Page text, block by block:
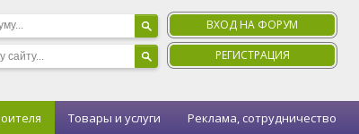
ВХОД НА ФОРУМ
РЕГИСТРАЦИЯ
Товары и услуги Реклама, сотрудничество